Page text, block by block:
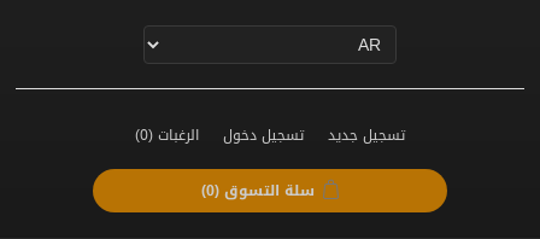
تسجيل جديد تسجيل دخول الرغبات(0)
سلة التسوق(0)